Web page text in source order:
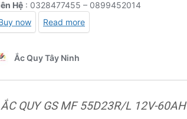
ẮC QUY GS MF 55D23R/L 12V-60AH